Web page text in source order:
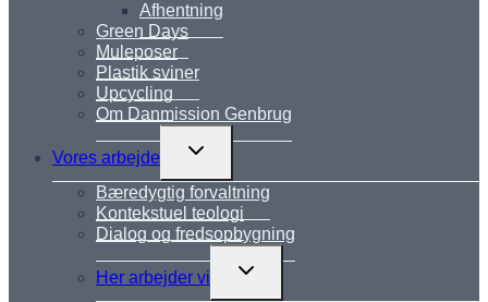
Afhentning
Green Days
Muleposer
Plastik sviner
Upcycling
Om Danmission Genbrug
Vores arbejde
Skift
Bæredygtig forvaltning
Kontekstuel teologi
Dialog og fredsopbygning
Her arbejder vi
Skift